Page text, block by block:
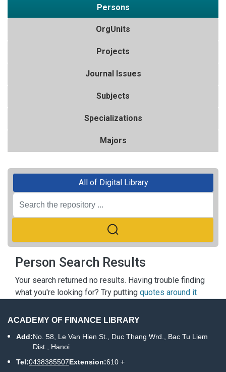
Persons
OrgUnits
Projects
Journal Issues
Subjects
Specializations
Majors
All of Digital Library
Person Search Results
Your search returned no results. Having trouble finding
what you're looking for? Try putting quotes around it
ACADEMY OF FINANCE LIBRARY
Add:No. 58, Le Van Hien St., Duc Thang Wrd., Bac Tu Liem
Dist., Hanoi
Tel:0438385507Extension:610 +